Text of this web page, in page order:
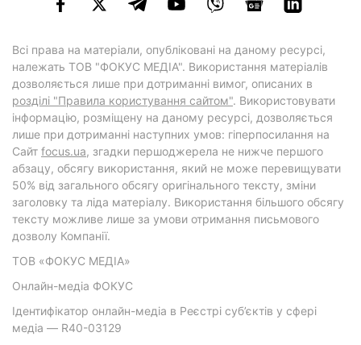
Всі права на матеріали, опубліковані на даному ресурсі,
належать ТОВ "ФОКУС МЕДІА". Використання матеріалів
дозволяється лише при дотриманні вимог, описаних в
розділі "Правила користування сайтом". Використовувати
інформацію, розміщену на даному ресурсі, дозволяється
лише при дотриманні наступних умов: гіперпосилання на
Cайт focus.ua, згадки першоджерела не нижче першого
абзацу, обсягу використання, який не може перевищувати
50% від загального обсягу оригінального тексту, зміни
заголовку та ліда матеріалу. Використання більшого обсягу
тексту можливе лише за умови отримання письмового
дозволу Компанії.
ТОВ «ФОКУС МЕДІА»
Онлайн-медіа ФОКУС
Ідентифікатор онлайн-медіа в Реєстрі суб’єктів у сфері
медіа — R40-03129